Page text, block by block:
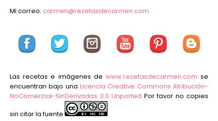
Mi correo: carmen@rezetasdecarmen.com
Las recetas e imágenes de www.rezetasdecarmen.com se
encuentran bajo una Licencia Creative Commons Atribución-
NoComercial-SinDerivadas 3.0 Unported Por favor no copies
sin citar la fuente